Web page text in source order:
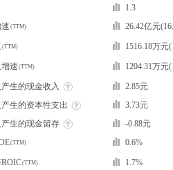
1.3
26.42亿元
1516.18万元
速 1204.31万元
生的现金收入
2.85元
生的资本性支出
3.73元
生的现金留存
-0.88元
0.6%
1.7%